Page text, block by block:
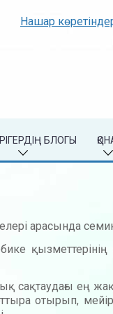
Нашар
БЛОГЫ
арасында
қызметтерінің
ең
отырып,